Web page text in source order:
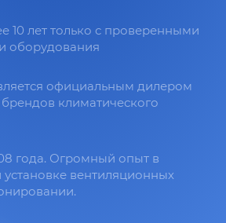
10 лет только с проверенными
оборудования
официальным дилером
климатического
года. Огромный опыт в
вентиляционных